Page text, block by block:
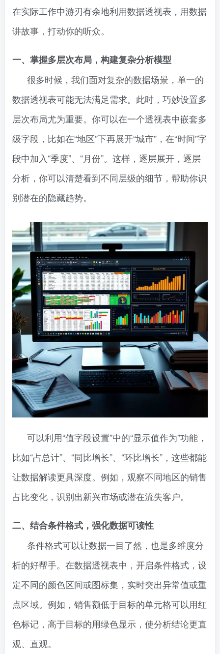
在实际工作中游刃有余地利用数据透视表，用数据
讲故事，打动你的听众。
一、掌握多层次布局，构建复杂分析模型
很多时候，我们面对复杂的数据场景，单一的
数据透视表可能无法满足需求。此时，巧妙设置多
层次布局尤为重要。你可以在一个透视表中嵌套多
级字段，比如在“地区”下再展开“城市”，在“时间”字
段中加入“季度”、“月份”。这样，逐层展开，逐层
分析，你可以清楚看到不同层级的细节，帮助你识
别潜在的隐藏趋势。
可以利用“值字段设置”中的“显示值作为”功能，
比如“占总计”、“同比增长”、“环比增长”，这些都能
让数据解读更具深度。例如，观察不同地区的销售
占比变化，识别出新兴市场或潜在流失客户。
二、结合条件格式，强化数据可读性
条件格式可以让数据一目了然，也是多维度分
析的好帮手。在数据透视表中，开启条件格式，设
定不同的颜色区间或图标集，实时突出异常值或重
点区域。例如，销售额低于目标的单元格可以用红
色标记，高于目标的用绿色显示，使分析结论更直
观、直观。